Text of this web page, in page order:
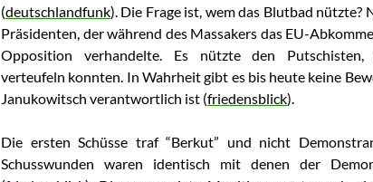
(deutschlandfunk). Die Frage ist, wem das Blutbad nützte?
Präsidenten, der während des Massakers das EU-
Opposition verhandelte. Es nützte den
verteufeln konnten. In Wahrheit gibt es bis heute keine
Janukowitsch verantwortlich ist (friedensblick).
Die ersten Schüsse traf “Berkut” und nicht
Schusswunden waren identisch mit denen der